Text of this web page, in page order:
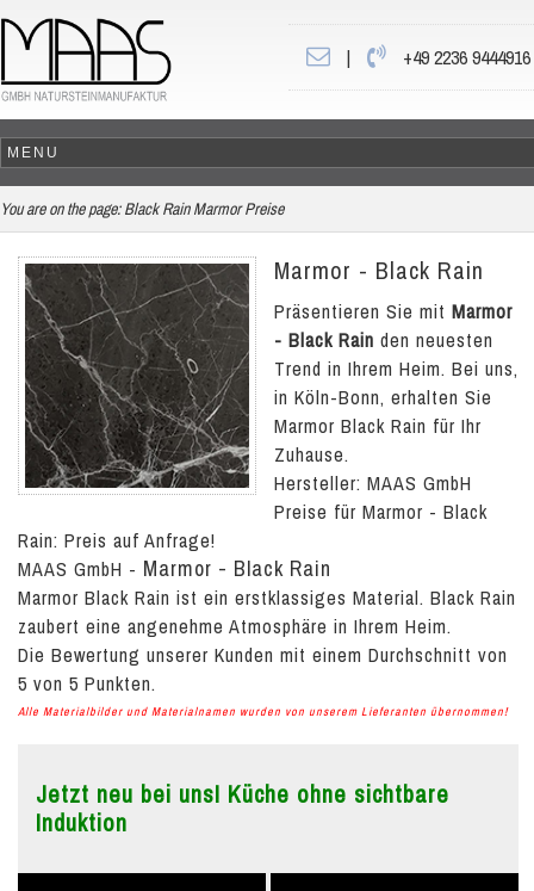
| +49 2236 9444916
You are on the page: Black Rain Marmor Preise
Marmor - Black Rain
Präsentieren Sie mit Marmor
- Black Rain den neuesten
Trend in Ihrem Heim. Bei uns,
in Köln-Bonn, erhalten Sie
Marmor Black Rain für Ihr
Zuhause.
Hersteller: MAAS GmbH
Preise für Marmor - Black
Rain: Preis auf Anfrage!
MAAS GmbH - Marmor - Black Rain
Marmor Black Rain ist ein erstklassiges Material. Black Rain
zaubert eine angenehme Atmosphäre in Ihrem Heim.
Die Bewertung unserer Kunden mit einem Durchschnitt von
5 von 5 Punkten.
Alle Materialbilder und Materialnamen wurden von unserem Lieferanten übernommen!
Jetzt neu bei uns! Küche ohne sichtbare
Induktion